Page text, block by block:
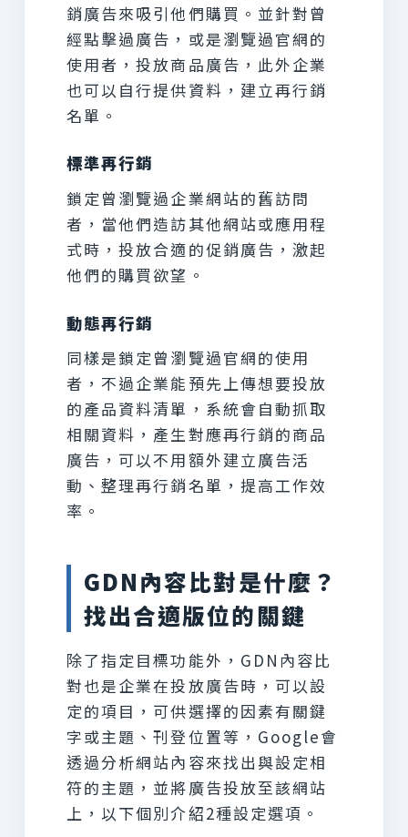
銷廣告來吸引他們購買。並針對曾
經點擊過廣告，或是瀏覽過官網的
使用者，投放商品廣告，此外企業
也可以自行提供資料，建立再行銷
名單。
標準再行銷
鎖定曾瀏覽過企業網站的舊訪問
者，當他們造訪其他網站或應用程
式時，投放合適的促銷廣告，激起
他們的購買欲望。
動態再行銷
同樣是鎖定曾瀏覽過官網的使用
者，不過企業能預先上傳想要投放
的產品資料清單，系統會自動抓取
相關資料，產生對應再行銷的商品
廣告，可以不用額外建立廣告活
動、整理再行銷名單，提高工作效
率。
GDN內容比對是什麼？
找出合適版位的關鍵
除了指定目標功能外，GDN內容比
對也是企業在投放廣告時，可以設
定的項目，可供選擇的因素有關鍵
字或主題、刊登位置等，Google會
透過分析網站內容來找出與設定相
符的主題，並將廣告投放至該網站
上，以下個別介紹2種設定選項。